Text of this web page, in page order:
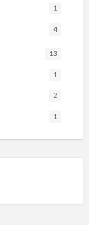
1
4
13
1
2
1